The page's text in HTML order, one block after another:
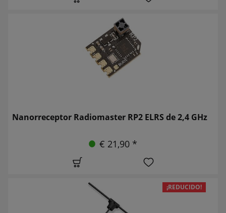
Nanorreceptor Radiomaster RP2 ELRS de 2,4 GHz
€ 21,90 *
¡REDUCIDO!